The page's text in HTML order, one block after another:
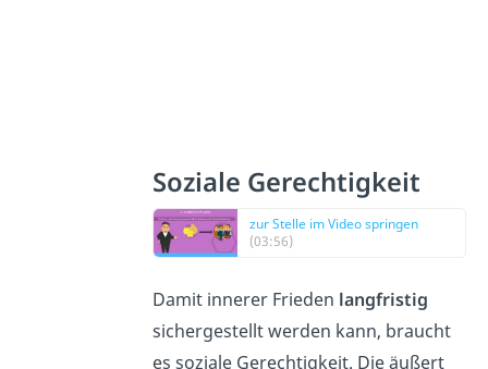
Soziale Gerechtigkeit
zur Stelle im Video springen
(03:56)
Damit innerer Frieden langfristig
sichergestellt werden kann, braucht
es soziale Gerechtigkeit. Die äußert